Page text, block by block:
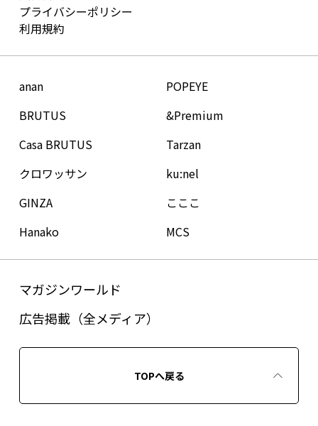
プライバシーポリシー
利用規約
anan
BRUTUS
Casa BRUTUS
クロワッサン
GINZA
Hanako
POPEYE
&Premium
Tarzan
ku:nel
こここ
MCS
マガジンワールド
広告掲載（全メディア）
TOPへ戻る